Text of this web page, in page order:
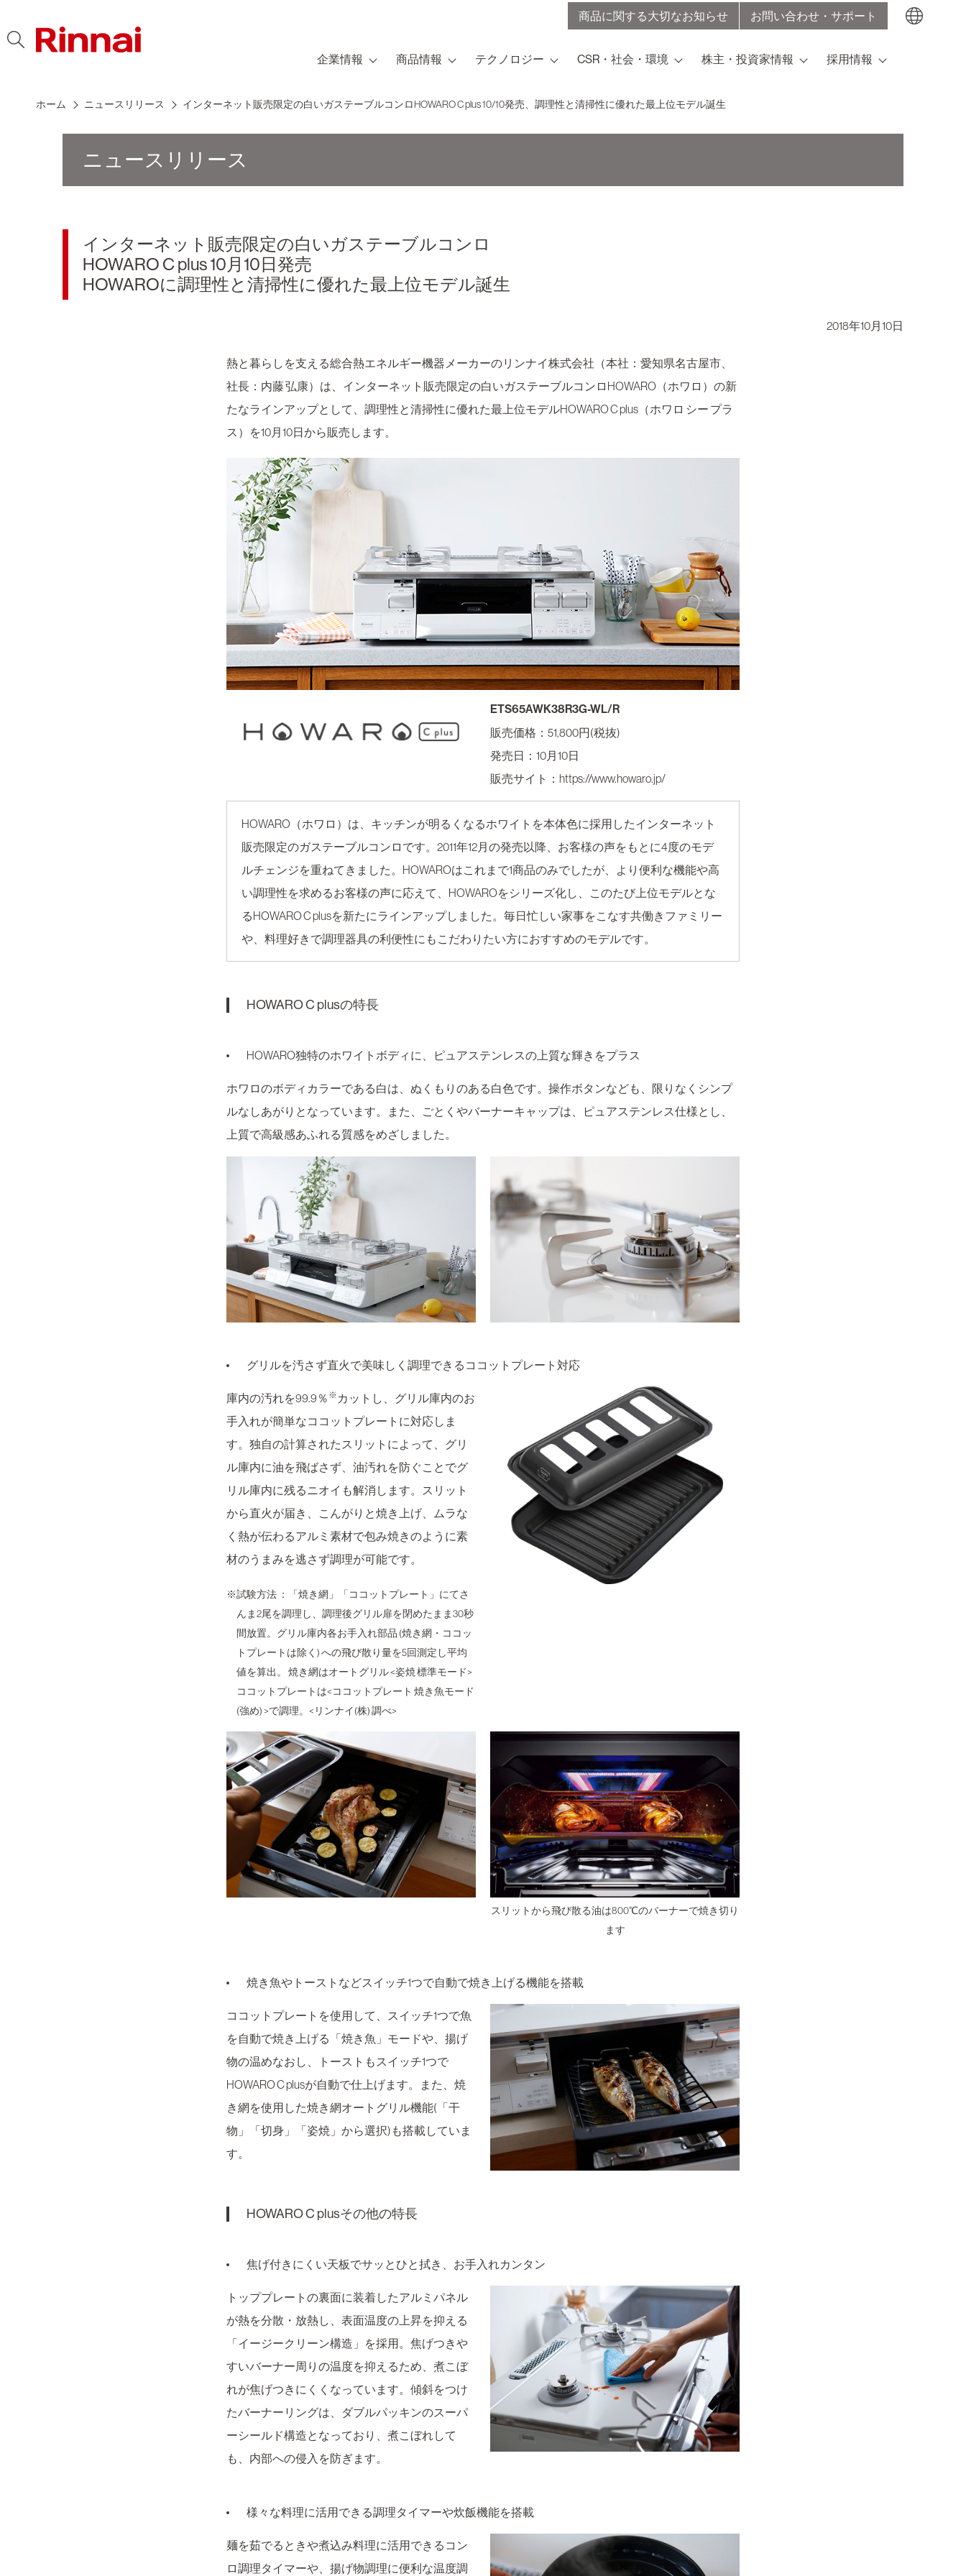
商品に関する大切なお知らせ お問い合わせ・サポート
企業情報 商品情報 テクノロジー CSR・社会・環境 株主・投資家情報 採用情報
ホーム ニュースリリース インターネット販売限定の白いガステーブルコンロHOWARO C plus 10/10発売、調理性と清掃性に優れた最上位モデル誕生
ニュースリリース
インターネット販売限定の白いガステーブルコンロ
HOWARO C plus 10月10日発売
HOWAROに調理性と清掃性に優れた最上位モデル誕生
2018年10月10日
熱と暮らしを支える総合熱エネルギー機器メーカーのリンナイ株式会社（本社：愛知県名古屋市、
社長：内藤 弘康）は、インターネット販売限定の白いガステーブルコンロHOWARO（ホワロ）の新
たなラインアップとして、調理性と清掃性に優れた最上位モデルHOWARO C plus（ホワロ シー プラ
ス）を10月10日から販売します。
ETS65AWK38R3G-WL/R
販売価格：51,800円(税抜)
発売日：10月10日
販売サイト： https://www.howaro.jp/
HOWARO（ホワロ）は、キッチンが明るくなるホワイトを本体色に採用したインターネット
販売限定のガステーブルコンロです。2011年12月の発売以降、お客様の声をもとに4度のモデ
ルチェンジを重ねてきました。HOWAROはこれまで1商品のみでしたが、より便利な機能や高
い調理性を求めるお客様の声に応えて、HOWAROをシリーズ化し、このたび上位モデルとな
るHOWARO C plusを新たにラインアップしました。毎日忙しい家事をこなす共働きファミリー
や、料理好きで調理器具の利便性にもこだわりたい方におすすめのモデルです。
HOWARO C plusの特長
HOWARO独特のホワイトボディに、ピュアステンレスの上質な輝きをプラス
ホワロのボディカラーである白は、ぬくもりのある白色です。操作ボタンなども、限りなくシンプ
ルなしあがりとなっています。また、ごとくやバーナーキャップは、ピュアステンレス仕様とし、
上質で高級感あふれる質感をめざしました。
グリルを汚さず直火で美味しく調理できるココットプレート対応
庫内の汚れを99.9％ ※ カットし、グリル庫内のお
手入れが簡単なココットプレートに対応しま
す。独自の計算されたスリットによって、グリ
ル庫内に油を飛ばさず、油汚れを防ぐことでグ
リル庫内に残るニオイも解消します。スリット
から直火が届き、こんがりと焼き上げ、ムラな
く熱が伝わるアルミ素材で包み焼きのように素
材のうまみを逃さず調理が可能です。
※試験方法 ：「焼き網」「ココットプレート」にてさ
んま2尾を調理し、調理後グリル扉を閉めたまま30秒
間放置。グリル庫内各お手入れ部品 (焼き網・ココッ
トプレートは除く) への飛び散り量を5回測定し平均
値を算出。 焼き網はオートグリル <姿焼 標準モード>
ココットプレートは<ココットプレート 焼き魚モード
(強め) >で調理。<リンナイ(株) 調べ>
スリットから飛び散る油は800℃のバーナーで焼き切り
ます
焼き魚やトーストなどスイッチ1つで自動で焼き上げる機能を搭載
ココットプレートを使用して、スイッチ1つで魚
を自動で焼き上げる「焼き魚」モードや、揚げ
物の温めなおし、トーストもスイッチ1つで
HOWARO C plusが自動で仕上げます。また、焼
き網を使用した焼き網オートグリル機能(「干
物」「切身」「姿焼」から選択)も搭載していま
す。
HOWARO C plusその他の特長
焦げ付きにくい天板でサッとひと拭き、お手入れカンタン
トッププレートの裏面に装着したアルミパネル
が熱を分散・放熱し、表面温度の上昇を抑える
「イージークリーン構造」を採用。焦げつきや
すいバーナー周りの温度を抑えるため、煮こぼ
れが焦げつきにくくなっています。傾斜をつけ
たバーナーリングは、ダブルパッキンのスーパ
ーシールド構造となっており、煮こぼれして
も、内部への侵入を防ぎます。
様々な料理に活用できる調理タイマーや炊飯機能を搭載
麺を茹でるときや煮込み料理に活用できるコン
ロ調理タイマーや、揚げ物調理に便利な温度調